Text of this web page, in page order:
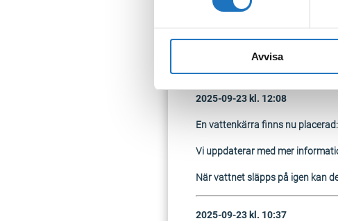
Avvisa
2025-09-23 kl. 12:08
En vattenkärra finns nu
Vi uppdaterar med mer
När vattnet släpps på igen kan
2025-09-23 kl. 10:37